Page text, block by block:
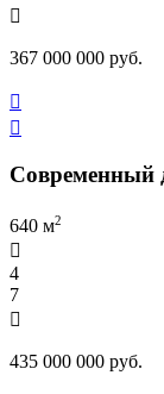

367 000 000 руб.


Современный
640 м2

4
7

435 000 000 руб.